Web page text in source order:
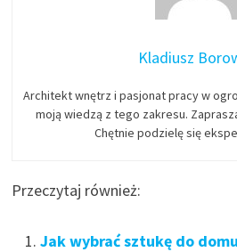
Kladiusz
Architekt wnętrz i pasjonat pracy w
moją wiedzą z tego zakresu.
Chętnie podzielę się
Przeczytaj również:
Jak wybrać sztukę do